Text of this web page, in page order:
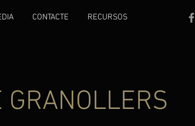
CONTACTE RECURSOS
GRANOLLERS